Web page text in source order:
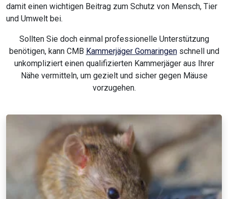
damit einen wichtigen Beitrag zum Schutz von Mensch, Tier
und Umwelt bei.
Sollten Sie doch einmal professionelle Unterstützung
benötigen, kann CMB Kammerjäger Gomaringenschnell und
unkompliziert einen qualifizierten Kammerjäger aus Ihrer
Nähe vermitteln, um gezielt und sicher gegen Mäuse
vorzugehen.